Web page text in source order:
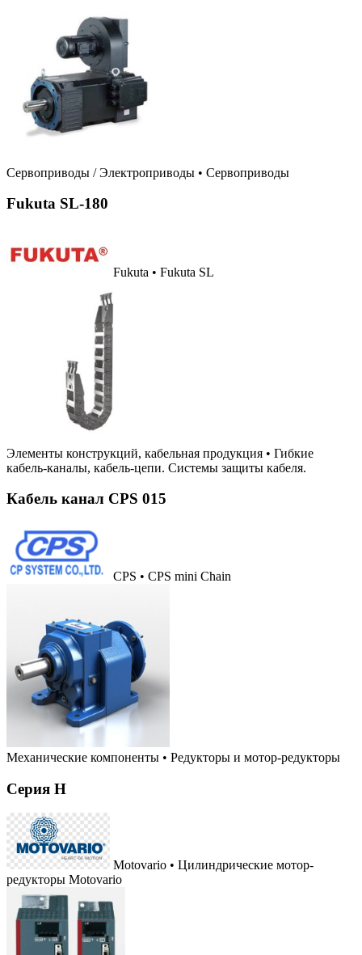
Сервоприводы / Электроприводы • Сервоприводы
Fukuta SL-180
Fukuta • Fukuta SL
Элементы конструкций, кабельная продукция • Гибкие
кабель-каналы, кабель-цепи. Системы защиты кабеля.
Кабель канал CPS 015
CPS • CPS mini Chain
Механические компоненты • Редукторы и мотор-редукторы
Серия H
Motovario • Цилиндрические мотор-
редукторы Motovario